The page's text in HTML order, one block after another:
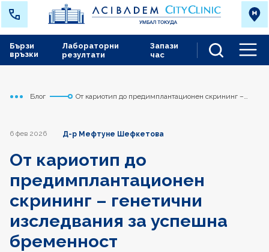
Лабораторни
резултати
Запази
час
Бързи
връзки
Начало
Токуда
Блог
От кариотип до предимплантационен скрининг –
6 фев 2026 Д-р Мефтуне Шефкетова
От кариотип до
предимплантационен
скрининг – генетични
изследвания за успешна
бременност